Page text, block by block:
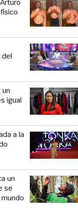
igual
a la
un
se